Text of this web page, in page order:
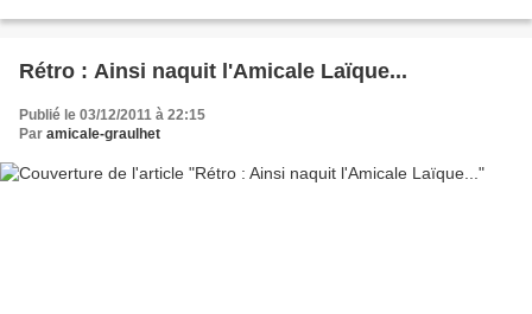
Rétro : Ainsi naquit l'Amicale Laïque...
Publié le 03/12/2011 à 22:15
Par amicale-graulhet